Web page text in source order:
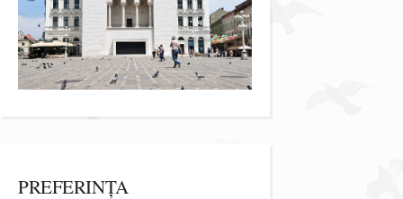
PREFERINȚA